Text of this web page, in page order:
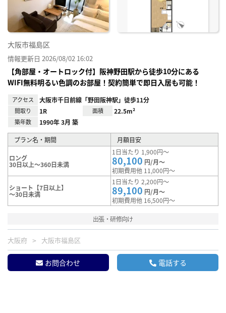
大阪市福島区
情報更新日 2026/08/02 16:02
【角部屋・オートロック付】阪神野田駅から徒歩10分にある
WIFI無料明るい色調のお部屋！契約簡単で即日入居も可能！
アクセス 大阪市千日前線「野田阪神駅」徒歩11分
間取り 1R 面積 22.5m²
築年数 1990年 3月 築
プラン名・期間 月額目安
ロング
30日以上～360日未満
1日当たり 1,900円～
80,100 円/月～
初期費用他 11,000円～
ショート【7日以上】
～30日未満
1日当たり 2,200円～
89,100 円/月～
初期費用他 16,500円～
出張・研修向け
大阪府 大阪市福島区
お問合わせ 電話する